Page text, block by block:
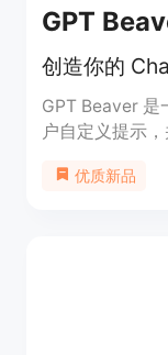
GPT
GPT Beaver 是
户自定义提示
言处理功能。
优质新品